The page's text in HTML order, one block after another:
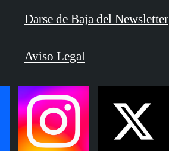
Darse de Baja del Newsletter
Aviso Legal